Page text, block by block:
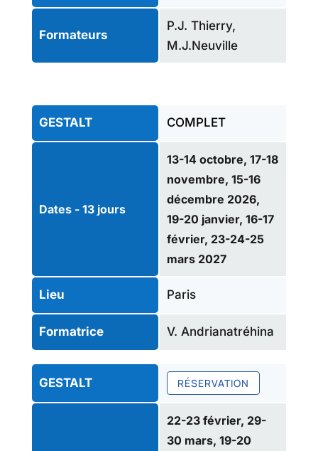
Formateurs
P.J. Thierry,
M.J.Neuville
GESTALT
Dates - 13 jours
Lieu
Formatrice
COMPLET
13-14 octobre, 17-18
novembre, 15-16
décembre 2026,
19-20 janvier, 16-17
février, 23-24-25
mars 2027
Paris
V. Andrianatréhina
GESTALT RÉSERVATION
22-23 février, 29-
30 mars, 19-20